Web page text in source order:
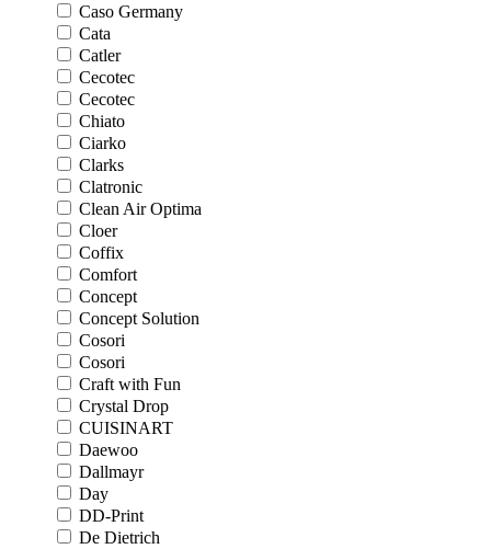
Caso Germany
Cata
Catler
Cecotec
Cecotec
Chiato
Ciarko
Clarks
Clatronic
Clean Air Optima
Cloer
Coffix
Comfort
Concept
Concept Solution
Cosori
Cosori
Craft with Fun
Crystal Drop
CUISINART
Daewoo
Dallmayr
Day
DD-Print
De Dietrich